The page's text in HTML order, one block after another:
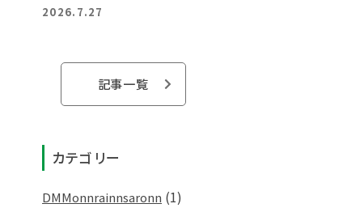
2026.7.27
記事一覧
カテゴリー
DMMonnrainnsaronn (1)